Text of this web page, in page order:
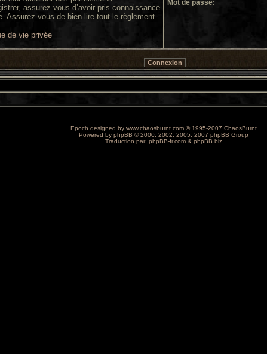
assurez-vous d’avoir pris connaissance
Assurez-vous de bien lire tout le règlement
de vie privée
Mot de passe:
Epoch designed by www.chaosburnt.com © 1995-2007 ChaosBurnt
Powered by phpBB © 2000, 2002, 2005, 2007 phpBB Group
Traduction par: phpBB-fr.com & phpBB.biz